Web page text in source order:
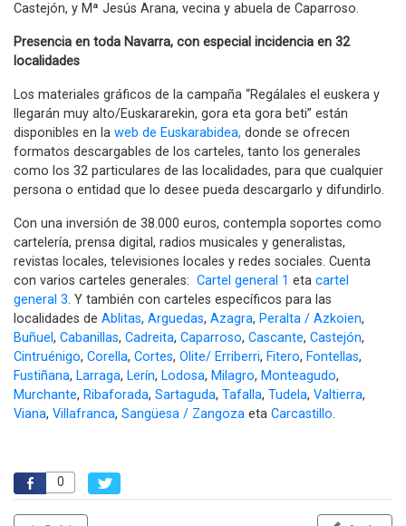
Castejón, y Mª Jesús Arana, vecina y abuela de Caparroso.
Presencia en toda Navarra, con especial incidencia en 32
localidades
Los materiales gráficos de la campaña “Regálales el euskera y
llegarán muy alto/Euskararekin, gora eta gora beti” están
disponibles en la web de Euskarabidea, donde se ofrecen
formatos descargables de los carteles, tanto los generales
como los 32 particulares de las localidades, para que cualquier
persona o entidad que lo desee pueda descargarlo y difundirlo.
Con una inversión de 38.000 euros, contempla soportes como
cartelería, prensa digital, radios musicales y generalistas,
revistas locales, televisiones locales y redes sociales. Cuenta
con varios carteles generales: Cartel general 1 eta cartel
general 3. Y también con carteles específicos para las
localidades de Ablitas, Arguedas, Azagra, Peralta / Azkoien,
Buñuel , Cabanillas, Cadreita, Caparroso, Cascante, Castejón,
Cintruénigo, Corella, Cortes, Olite/ Erriberri, Fitero, Fontellas,
Fustiñana, Larraga, Lerín, Lodosa, Milagro, Monteagudo,
Murchante, Ribaforada, Sartaguda, Tafalla, Tudela, Valtierra,
Viana, Villafranca, Sangüesa / Zangoza eta Carcastillo.
0